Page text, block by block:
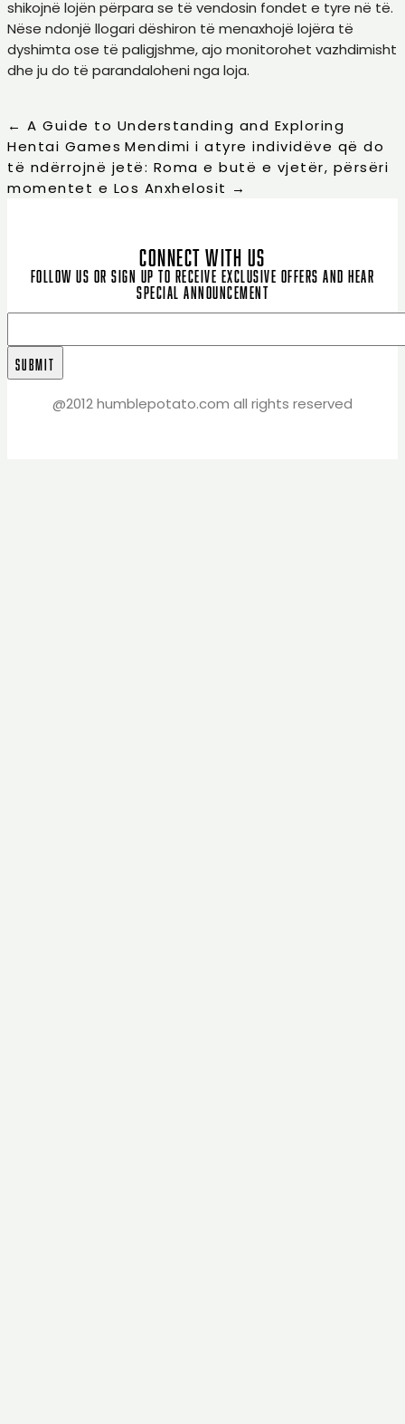
shikojnë lojën përpara se të vendosin fondet e tyre në të.
Nëse ndonjë llogari dëshiron të menaxhojë lojëra të
dyshimta ose të paligjshme, ajo monitorohet vazhdimisht
dhe ju do të parandaloheni nga loja.
← A Guide to Understanding and Exploring
Hentai Games Mendimi i atyre individëve që do
të ndërrojnë jetë: Roma e butë e vjetër, përsëri
momentet e Los Anxhelosit →
CONNECT WITH US
Follow us or sign up to receive exclusive offers and hear
special announcement
@2012 humblepotato.com all rights reserved